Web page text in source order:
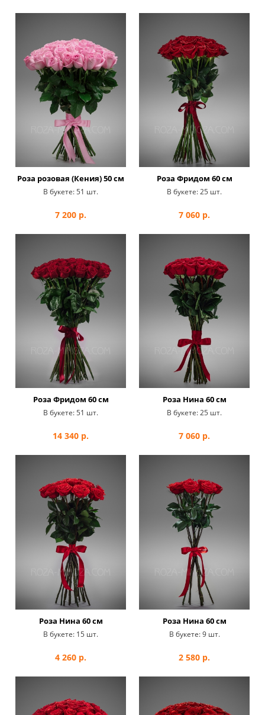
Роза розовая (Кения) 50 см
В букете:51 шт.
7 200 р.
Роза Фридом 60 см
В букете:25 шт.
7 060 р.
Роза Фридом 60 см
В букете:51 шт.
14 340 р.
Роза Нина 60 см
В букете:25 шт.
7 060 р.
Роза Нина 60 см
В букете: 15 шт.
4 260 р.
Роза Нина 60 см
В букете: 9 шт.
2 580 р.